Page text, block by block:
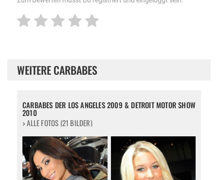
WEITERE CARBABES
CARBABES DER LOS ANGELES 2009 & DETROIT MOTOR SHOW
2010
> ALLE FOTOS (21 BILDER)